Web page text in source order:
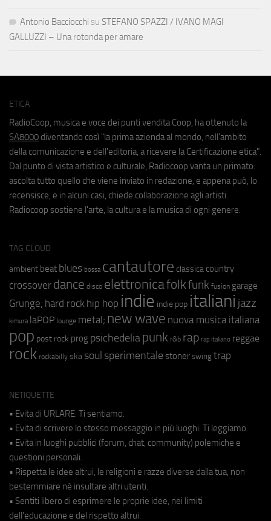
Antonio Bacciocchi su STEFANO SPAZZI / IVANO MAGI
GALLUZZI – Una rotonda per amare
ETICA
RadioCoop, musica e voce dei punti vendita Coop, ha ottenuto la
SA8000 diventando così "la prima azienda al mondo, nell'ambito
della comunicazione e dell'editoria, a ricevere la Certificazione etica".
Dal punto di vista artistico e culturale, Radiocoop vanta un primato:
ascolta tutto quello che viene inviato in redazione, e appena può, lo
recensisce, e in alcuni casi, chiede collaborazione agli artisti.
Radiocoop sostiene l'arte, la cultura e la musica di ogni genere.
TAG CLOUD
ambient beat blues bossa cantautore classica country
crossover dance disco elettronicafolkfunk fusion garage
Grunge; hard rock hip hop indie indie pop italiani jazz
kimura laPOP lounge metal; new wave nuova musica italiana
pop post rock prog psichedeliapunk r&b rap rap italiano reggae
rock rockabilly ska soul sperimentale stoner swing trap
NETIQUETTE
• Evita di URLARE. Ti sentiamo.
• Evita di scrivere lo stesso messaggio in più luoghi. Ti leggiamo.
• Evita in luoghi pubblici (forum, chat, community) polemiche e
questioni personali.
• Rispetta le idee altrui, le religioni e razze diverse dalla tua, non
bestemmiare né insultare altri utenti.
• Sentiti libero di esprimere le proprie idee, nei limiti
dell'educazione e del rispetto altrui.